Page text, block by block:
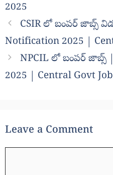
2025
CSIR లో బంపర్ జాబ్స్
Notification 2025 |
NPCIL లో బంపర్ జాబ్స్
2025 | Central Govt
Leave a Comment